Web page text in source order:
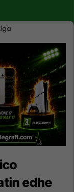
edhe